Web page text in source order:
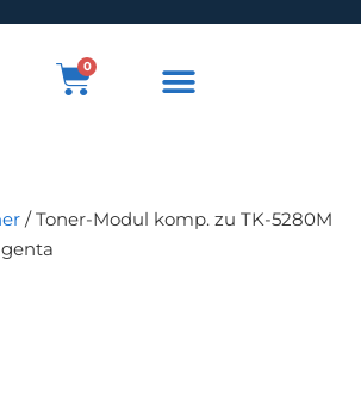
0
/ Toner-Modul komp. zu TK-5280M